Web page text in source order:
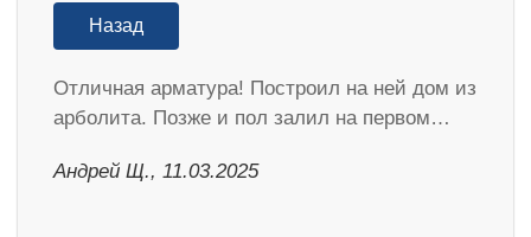
Назад
Отличная арматура! Построил на ней дом из
арболита. Позже и пол залил на первом…
Андрей Щ., 11.03.2025